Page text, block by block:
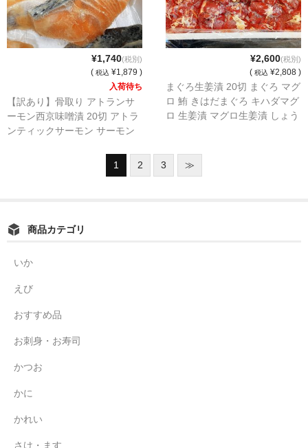
¥1,740(税別)
( 税込 ¥1,879 )
入荷待ち
【訳あり】骨取り アトランサ
ーモン西京味噌漬 20切 アトラ
ンティックサーモン サーモン
¥2,600(税別)
( 税込 ¥2,808 )
まぐろ生姜漬 20切 まぐろ マグ
ロ 鮪 きはだまぐろ キハダマグ
ロ 生姜漬 マグロ生姜漬 しょう
1 2 3 ≫
商品カテゴリ
いか
えび
おすすめ品
お刺身・お寿司
かつお
かに
かれい
さけ・ます